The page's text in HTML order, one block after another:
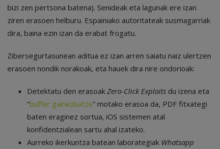
bizi zen pertsona batena). Senideak eta lagunak ere izan
ziren erasoen helburu. Espainiako autoritateak susmagarriak
dira, baina ezin izan da erabat frogatu.
Zibersegurtasunean aditua ez izan arren saiatu naiz ulertzen
erasoen nondik norakoak, eta hauek dira nire ondorioak:
Detektatu den erasoak Zero-Click Exploits du izena eta
“buffer gainezkatze” motako erasoa da, PDF fitxategi
baten eraginez sortua, iOS sistemen atal
konfidentzialean sartu ahal izateko.
Aurreko ikerkuntza batean laborategiak Whatsapp